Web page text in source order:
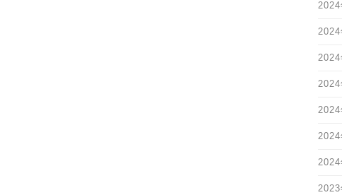
2024
2024
2024
2024
2024
2024
2024
2023